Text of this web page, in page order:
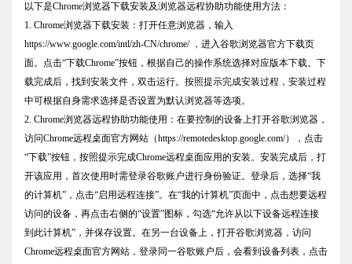
以下是Chrome浏览器下载安装及浏览器远程协助功能使用方法：
1. Chrome浏览器下载安装：打开任意浏览器，输入
https://www.google.com/intl/zh-CN/chrome/ ，进入谷歌浏览器官方下载页
面。点击“下载Chrome”按钮，根据自己的操作系统选择对应版本下载。下
载完成后，找到安装文件，双击运行。按照提示完成安装过程，安装过程
中可根据自身需求选择是否设置为默认浏览器等选项。
2. Chrome浏览器远程协助功能使用：在要控制的设备上打开谷歌浏览器，
访问Chrome远程桌面官方网站（https://remotedesktop.google.com/），点击
“下载”按钮，按照提示完成Chrome远程桌面应用的安装。安装完成后，打
开该应用，首次使用时需登录谷歌账户进行身份验证。登录后，选择“我
的计算机”，点击“启用远程连接”。在“我的计算机”页面中，点击想要远程
访问的设备，再点击右侧的“设置”图标，勾选“允许从以下设备远程连接
到此计算机”，并保存设置。在另一台设备上，打开谷歌浏览器，访问
Chrome远程桌面官方网站，登录同一谷歌账户后，会看到设备列表，点击